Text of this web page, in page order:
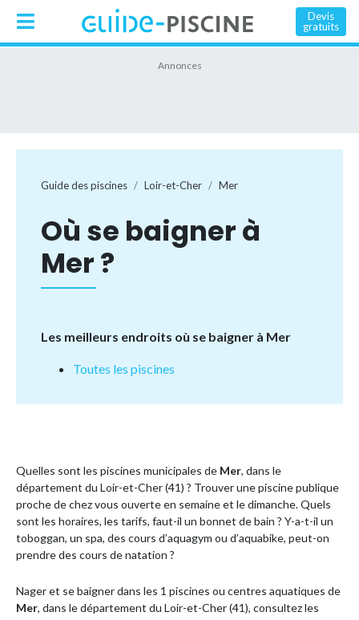
Devis
gratuits
Guide des piscines Loir-et-Cher Mer
Où se baigner à
Mer ?
Les meilleurs endroits où se baigner à Mer
Toutes les piscines
Quelles sont les piscines municipales de Mer, dans le
département du Loir-et-Cher (41) ? Trouver une piscine publique
proche de chez vous ouverte en semaine et le dimanche. Quels
sont les horaires, les tarifs, faut-il un bonnet de bain ? Y-a-t-il un
toboggan, un spa, des cours d’aquagym ou d’aquabike, peut-on
prendre des cours de natation ?
Nager et se baigner dans les 1 piscines ou centres aquatiques de
Mer, dans le département du Loir-et-Cher (41), consultez les